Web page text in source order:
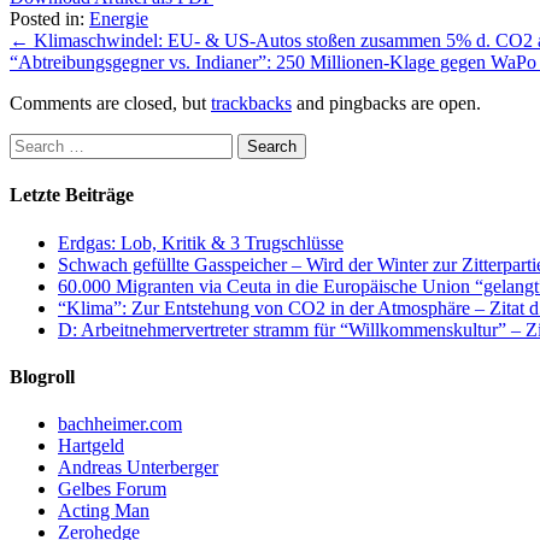
Posted in: Energie
← Klimaschwindel: EU- & US-Autos stoßen zusammen 5% d. CO2
“Abtreibungsgegner vs. Indianer”: 250 Millionen-Klage gegen WaPo
Comments are closed, but trackbacks and pingbacks are open.
Letzte Beiträge
Erdgas: Lob, Kritik & 3 Trugschlüsse
Schwach gefüllte Gasspeicher – Wird der Winter zur
60.000 Migranten via Ceuta in die Europäische Union
“Klima”: Zur Entstehung von CO2 in der Atmosphäre – Zitat
D: Arbeitnehmervertreter stramm für “Willkommenskultur” –
Blogroll
bachheimer.com
Hartgeld
Andreas Unterberger
Gelbes Forum
Acting Man
Zerohedge